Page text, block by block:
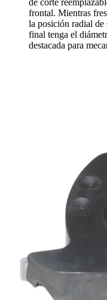
frontal. Mientras
la posición radial de
final tenga el
destacada para